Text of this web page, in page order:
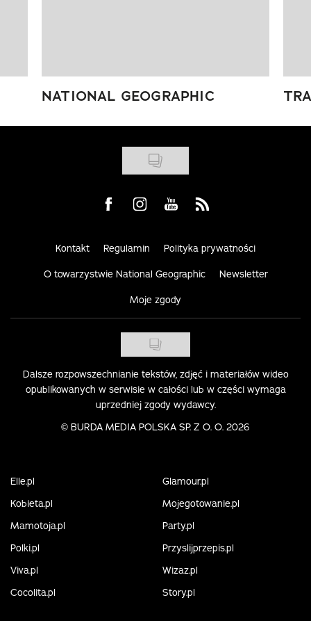
NATIONAL GEOGRAPHIC
Visit us on Facebook
Visit us on Instagram
Visit us on Youtube
Visit us on Rss
Kontakt Regulamin Polityka prywatności
O towarzystwie National Geographic Newsletter
Moje zgody
Dalsze rozpowszechnianie tekstów, zdjęć i materiałów wideo
opublikowanych w serwisie w całości lub w części wymaga
uprzedniej zgody wydawcy.
© BURDA MEDIA POLSKA SP. Z O. O. 2026
Elle.pl
Glamour.pl
Kobieta.pl
Mojegotowanie.pl
Mamotoja.pl
Party.pl
Polki.pl
Przyslijprzepis.pl
Viva.pl
Wizaz.pl
Cocolita.pl
Story.pl